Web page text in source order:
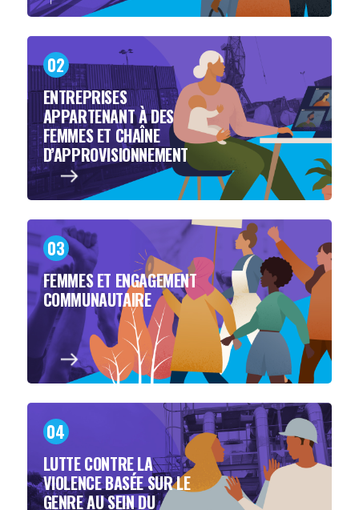
02
ENTREPRISES
APPARTENANT À DES
FEMMES ET CHAÎNE
D’APPROVISIONNEMENT
03
FEMMES ET ENGAGEMENT
COMMUNAUTAIRE
04
LUTTE CONTRE LA
VIOLENCE BASÉE SUR LE
GENRE AU SEIN DU